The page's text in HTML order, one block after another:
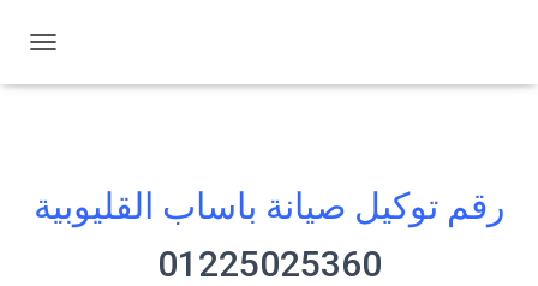
ب
ل
ت
رقم توكيل صيانة باساب القليوبية
01225025360